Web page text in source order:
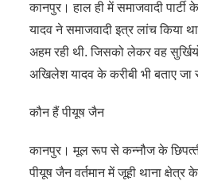
कानपुर। हाल ही में समाजवादी पार्टी
यादव ने समाजवादी इत्र लांच किया
अहम रही थी. जिसको लेकर वह
अखिलेश यादव के करीबी भी बताए जा
कौन हैं पीयूष जैन
कानपुर। मूल रूप से कन्‍नौज के
पीयूष जैन वर्तमान में जूही थाना